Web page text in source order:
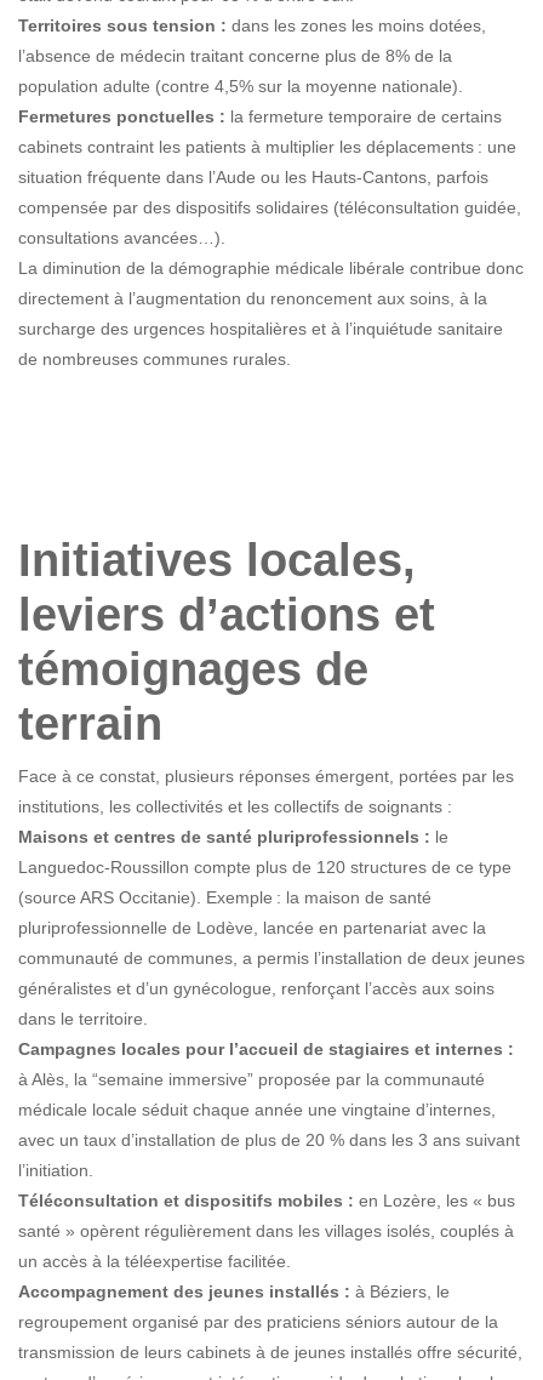
Territoires sous tension : dans les zones les moins dotées,
l’absence de médecin traitant concerne plus de 8% de la
population adulte (contre 4,5% sur la moyenne nationale).
Fermetures ponctuelles : la fermeture temporaire de certains
cabinets contraint les patients à multiplier les déplacements : une
situation fréquente dans l’Aude ou les Hauts-Cantons, parfois
compensée par des dispositifs solidaires (téléconsultation guidée,
consultations avancées…).
La diminution de la démographie médicale libérale contribue donc
directement à l’augmentation du renoncement aux soins, à la
surcharge des urgences hospitalières et à l’inquiétude sanitaire
de nombreuses communes rurales.
Initiatives locales,
leviers d’actions et
témoignages de
terrain
Face à ce constat, plusieurs réponses émergent, portées par les
institutions, les collectivités et les collectifs de soignants :
Maisons et centres de santé pluriprofessionnels : le
Languedoc-Roussillon compte plus de 120 structures de ce type
(source ARS Occitanie). Exemple : la maison de santé
pluriprofessionnelle de Lodève, lancée en partenariat avec la
communauté de communes, a permis l’installation de deux jeunes
généralistes et d’un gynécologue, renforçant l’accès aux soins
dans le territoire.
Campagnes locales pour l’accueil de stagiaires et internes :
à Alès, la “semaine immersive” proposée par la communauté
médicale locale séduit chaque année une vingtaine d’internes,
avec un taux d’installation de plus de 20 % dans les 3 ans suivant
l’initiation.
Téléconsultation et dispositifs mobiles : en Lozère, les « bus
santé » opèrent régulièrement dans les villages isolés, couplés à
un accès à la téléexpertise facilitée.
Accompagnement des jeunes installés : à Béziers, le
regroupement organisé par des praticiens séniors autour de la
transmission de leurs cabinets à de jeunes installés offre sécurité,